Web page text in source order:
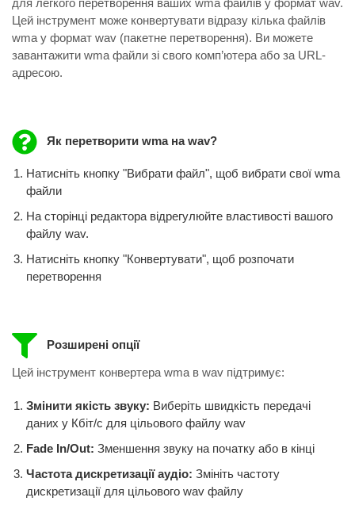
для легкого перетворення ваших wma файлів у формат wav.
Цей інструмент може конвертувати відразу кілька файлів
wma у формат wav (пакетне перетворення). Ви можете
завантажити wma файли зі свого комп’ютера або за URL-
адресою.
Як перетворити wma на wav?
Натисніть кнопку "Вибрати файл", щоб вибрати свої wma
файли
На сторінці редактора відрегулюйте властивості вашого
файлу wav.
Натисніть кнопку "Конвертувати", щоб розпочати
перетворення
Розширені опції
Цей інструмент конвертера wma в wav підтримує:
Змінити якість звуку: Виберіть швидкість передачі
даних у Кбіт/с для цільового файлу wav
Fade In/Out: Зменшення звуку на початку або в кінці
Частота дискретизації аудіо: Змініть частоту
дискретизації для цільового wav файлу